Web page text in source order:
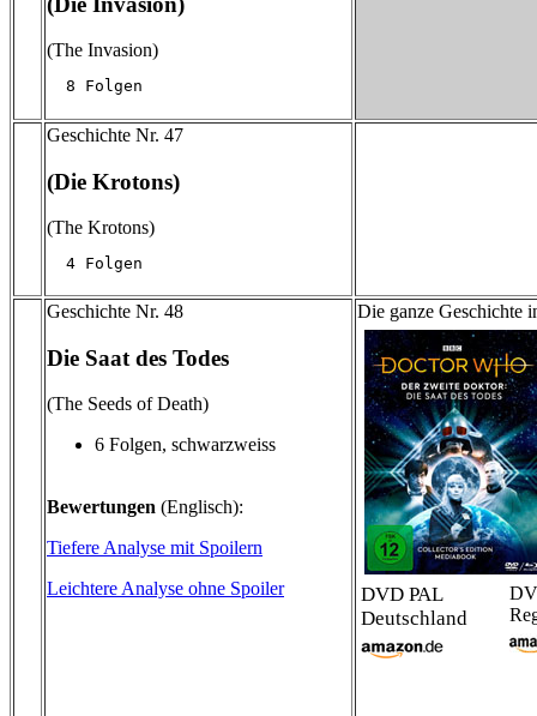
(The Invasion)
  8 Folgen
Geschichte Nr. 47
(Die Krotons)
(The Krotons)
  4 Folgen
Geschichte Nr. 48
Die Saat des Todes
(The Seeds of Death)
6 Folgen, schwarzweiss
Bewertungen (Englisch):
Tiefere Analyse mit Spoilern
Leichtere Analyse ohne Spoiler
Die ganze Geschichte
DVD PAL
Deutschland